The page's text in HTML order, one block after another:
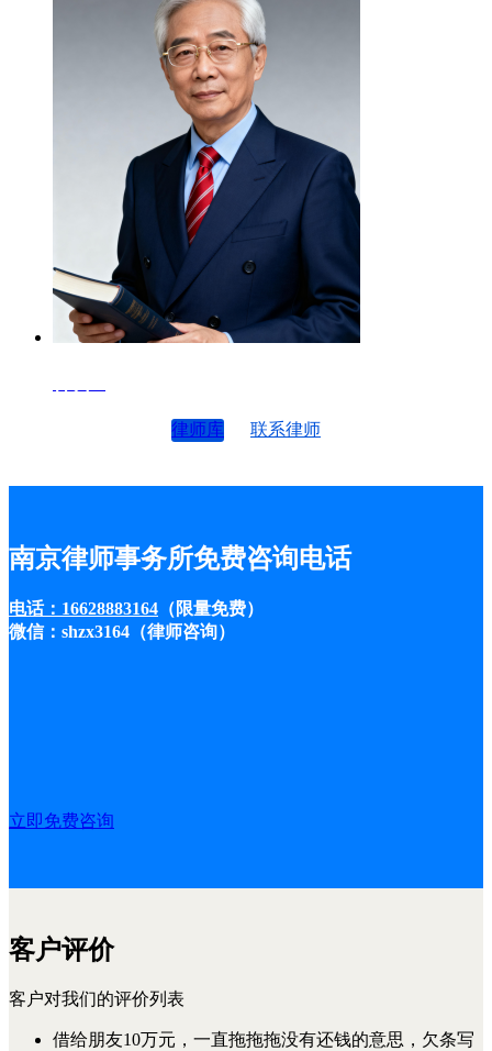
律师库 联系律师
南京律师事务所免费咨询电话
电话：16628883164 （限量免费）
微信：shzx3164（律师咨询）
立即免费咨询
客户评价
客户对我们的评价列表
借给朋友10万元，一直拖拖拖没有还钱的意思，欠条写